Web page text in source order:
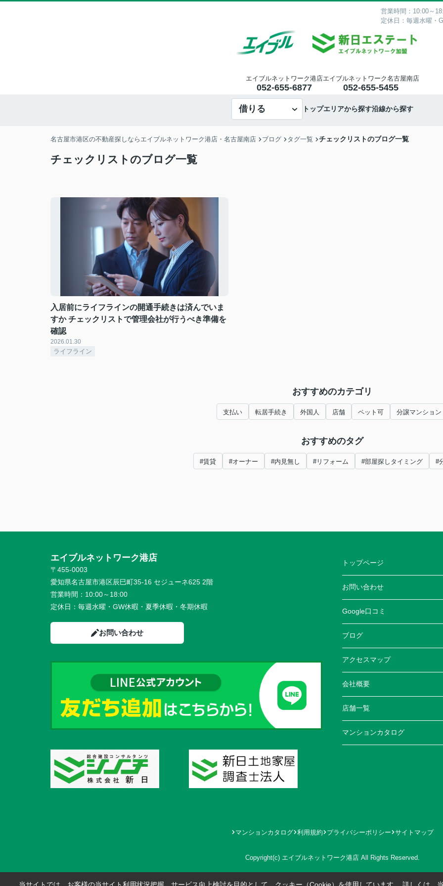
営業時間：10:00～
定休日：毎週水曜・
エイブルネットワーク港店
052-655-6877
エイブルネットワーク名古屋南店
052-655-5455
借りる トップエリアから探す沿線から探す
名古屋市港区の不動産探しならエイブルネットワーク港店・名古屋南店 ブログ タグ一覧 チェックリストのブログ一覧
チェックリストのブログ一覧
入居前にライフラインの開通手続きは済んでいま
すか チェックリストで管理会社が行うべき準備を
確認
2026.01.30
ライフライン
おすすめのカテゴリ
支払い 転居手続き 外国人 店舗 ペット可 分譲マンション
おすすめのタグ
#賃貸 #オーナー #内見無し #リフォーム #部屋探しタイミング #
エイブルネットワーク港店
〒455-0003
愛知県名古屋市港区辰巳町35-16 セジューネ625 2階
営業時間： 10:00～18:00
定休日： 毎週水曜・GW休暇・夏季休暇・冬期休暇
お問い合わせ
トップページ
お問い合わせ
Google口コミ
ブログ
アクセスマップ
会社概要
店舗一覧
マンションカタログ
マンションカタログ 利用規約 プライバシーポリシー サイトマップ
Copyright(c) エイブルネットワーク港店 All Rights Reserved.
当サイトでは、お客様の当サイト利用状況把握、サービス向上検討を目的として、クッキー（Cookie）を使用しています。 詳しくは、